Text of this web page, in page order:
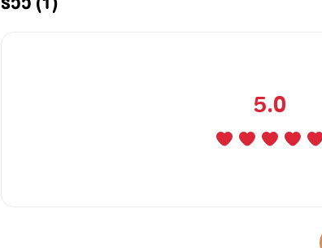
5.0